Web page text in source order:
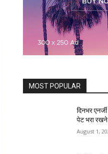
MOST POPULAR
दिनभर
पेट भरा रखने
August 1,